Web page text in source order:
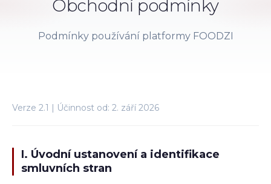
Obchodní podmínky
Podmínky používání platformy FOODZI
Verze 2.1 | Účinnost od: 2. září 2026
I. Úvodní ustanovení a identifikace
smluvních stran